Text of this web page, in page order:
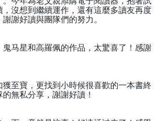
沒想到繼續運作，還有這麼多讀友再度
謝好讀與團隊們的努力。
马星和高羅佩的作品，太驚喜了！感謝
至寶，更找到小時候很喜歡的一本書終
無私分享，謝謝好讀！